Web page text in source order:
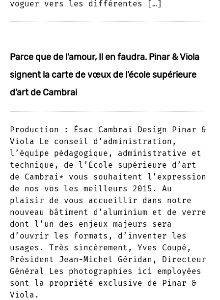
voguer vers les différentes […]
Parce que de l’amour, Il en faudra. Pinar & Viola
signent la carte de vœux de l’école supérieure
d’art de Cambrai
Production : Ésac Cambrai Design Pinar &
Viola Le conseil d’administration,
l’équipe pédagogique, administrative et
technique, de l’École supérieure d’art
de Cambrai* vous souhaitent l’expression
de nos vos les meilleurs 2015. Au
plaisir de vous accueillir dans notre
nouveau bâtiment d’aluminium et de verre
dont l’un des enjeux majeurs sera
d’ouvrir les formats, d’inventer les
usages. Très sincèrement, Yves Coupé,
Président Jean-Michel Géridan, Directeur
Général Les photographies ici employées
sont la propriété exclusive de Pinar &
Viola.